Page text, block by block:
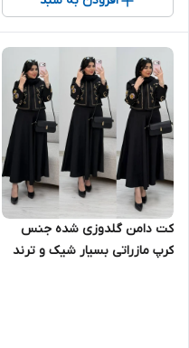
کت دامن گلدوزی شده جنس
کرپ مازراتی بسیار شیک و ترند